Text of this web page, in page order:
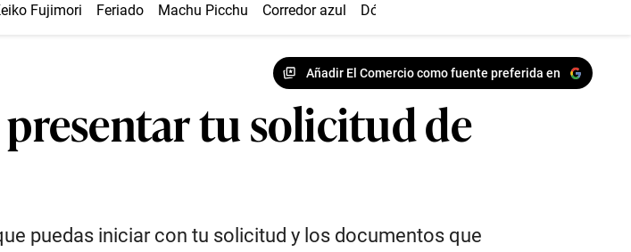
Fujimori Feriado Machu Picchu Corredor azul Dólar
Añadir El Comercio como fuente preferida en
tu solicitud de
puedas iniciar con tu solicitud y los documentos que